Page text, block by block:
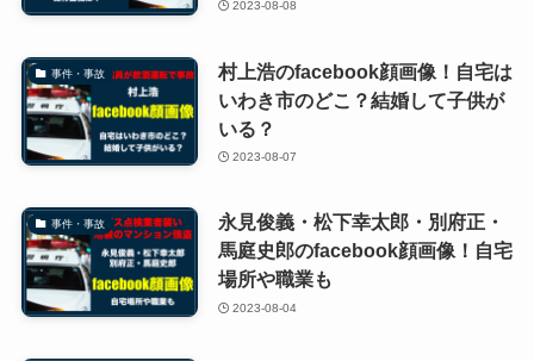
2023-08-08
事件・事故
村上浩のfacebook顔画像！自宅は
いわき市のどこ？結婚して子供が
いる？
2023-08-07
事件・事故
永見俊義・松下幸太郎・別府正・
馬庭史郎のfacebook顔画像！自宅
場所や職業も
2023-08-04